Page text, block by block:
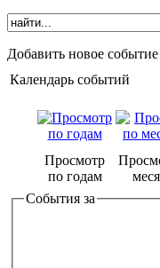
Добавить новое событие
Календарь событий
Просмотр
по годам
События за